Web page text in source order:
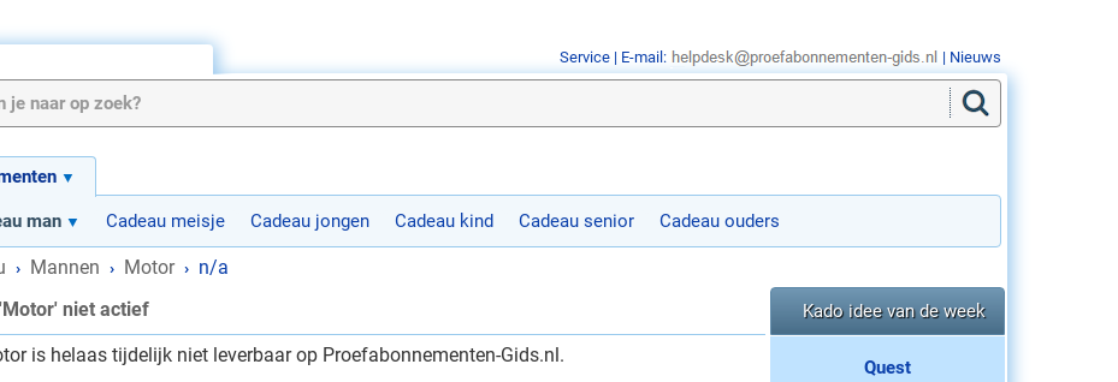
man Cadeau meisje Cadeau jongen Cadeau kind Cadeau senior Cadeau ouders
› Mannen › Motor › n/a
niet actief
is helaas tijdelijk niet leverbaar op Proefabonnementen-Gids.nl.
Kado idee van de week
Quest
Service | E-mail: | Nieuws